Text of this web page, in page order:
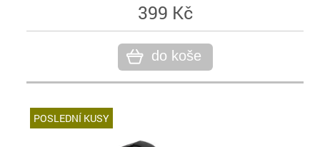
399 Kč
do koše
POSLEDNÍ KUSY